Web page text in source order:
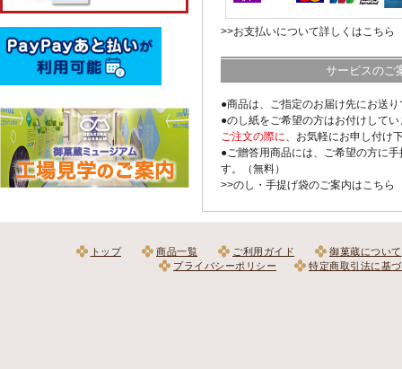
>>お支払いについて詳しくはこちら
サービスのご
●商品は、ご指定のお届け先にお送
●のし紙をご希望の方はお付けして
ご注文の際に、お気軽にお申し付け
●ご贈答用商品には、ご希望の方に
す。（無料）
>>のし・手提げ袋のご案内はこちら
トップ 商品一覧 ご利用ガイド
御菓蔵について
プライバシーポリシー
特定商取引法に基